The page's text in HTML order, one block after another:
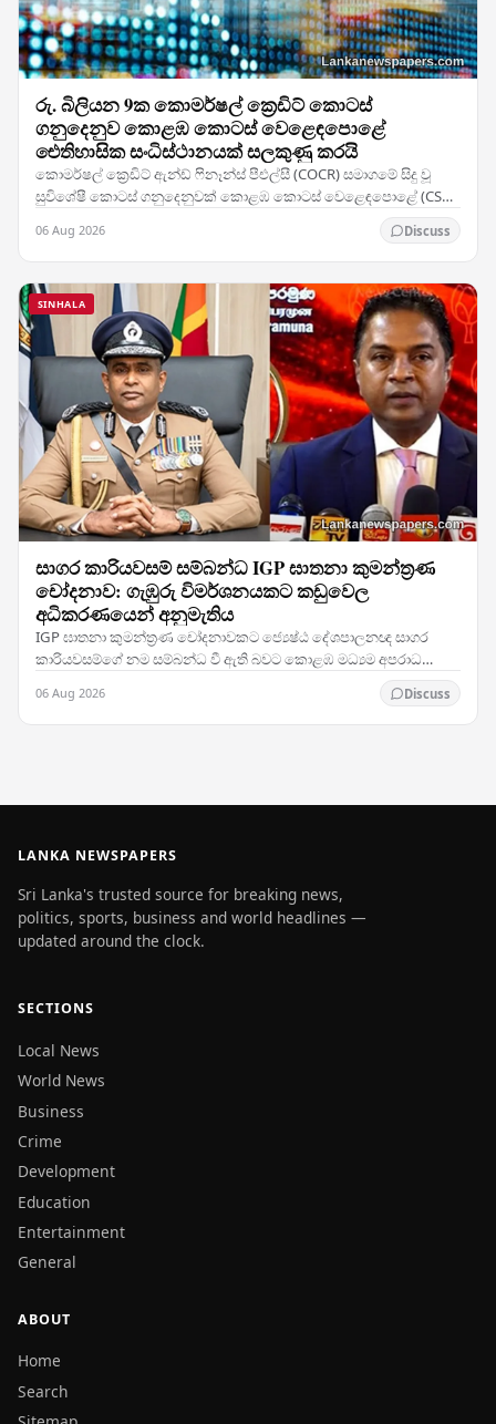
රු. බිලියන 9ක කොමර්ෂල් ක්‍රෙඩිට් කොටස්
ගනුදෙනුව කොළඹ කොටස් වෙළෙඳපොළේ
ඓතිහාසික සංධිස්ථානයක් සලකුණු කරයි
කොමර්ෂල් ක්‍රෙඩිට් ඇන්ඩ් ෆිනෑන්ස් පීඑල්සී (COCR) සමාගමේ සිදු වූ
සුවිශේෂී කොටස් ගනුදෙනුවක් කොළඹ කොටස් වෙළෙඳපොළේ (CSE)
06 Aug 2026 Discuss
SINHALA
සාගර කාරියවසම් සම්බන්ධ IGP ඝාතනා කුමන්ත්‍රණ
චෝදනාව: ගැඹුරු විමර්ශනයකට කඩුවෙල
අධිකරණයෙන් අනුමැතිය
IGP ඝාතනා කුමන්ත්‍රණ චෝදනාවකට ජ්‍යෙෂ්ඨ දේශපාලනඥ සාගර
කාරියවසම්ගේ නම සම්බන්ධ වී ඇති බවට කොළඹ මධ්‍යම අපරාධ
විමර්ශන කාර්යාංශය (CCIB) ඉදිරිපත් කළ වාර්තාව සලකා බැලූ…
06 Aug 2026 Discuss
LANKA NEWSPAPERS
Sri Lanka's trusted source for breaking news,
politics, sports, business and world headlines —
updated around the clock.
SECTIONS
Local News
World News
Business
Crime
Development
Education
Entertainment
General
ABOUT
Home
Search